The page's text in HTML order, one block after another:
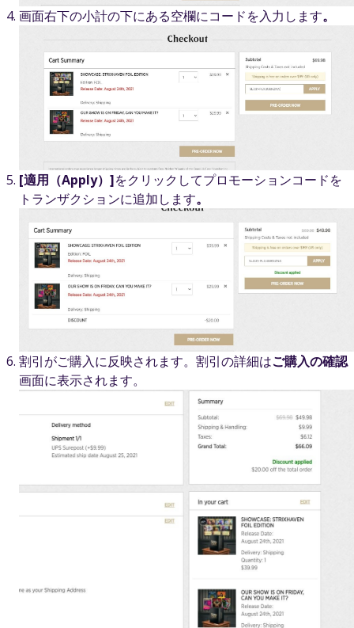
画面右下の小計の下にある空欄にコードを入力します。
[適用（Apply）]をクリックしてプロモーションコードを
トランザクションに追加します。
割引がご購入に反映されます。割引の詳細はご購入の確認
画面に表示されます。